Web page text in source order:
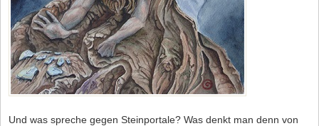
Und was spreche gegen Steinportale? Was denkt man denn von